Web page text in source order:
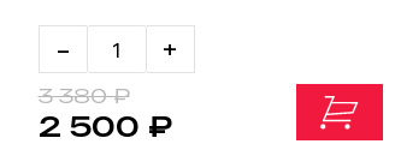
- +
2 500 ₽
3 380 ₽